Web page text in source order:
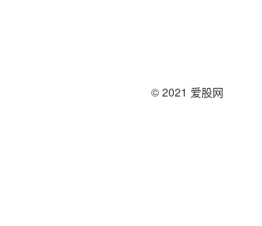
© 2021 爱股网